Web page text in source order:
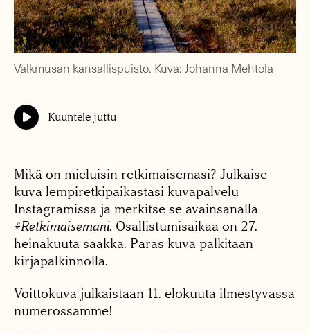
Valkmusan kansallispuisto. Kuva: Johanna Mehtola
Kuuntele juttu
Mikä on mieluisin retkimaisemasi? Julkaise
kuva lempiretkipaikastasi kuvapalvelu
Instagramissa ja merkitse se avainsanalla
#Retkimaisemani. Osallistumisaikaa on 27.
heinäkuuta saakka. Paras kuva palkitaan
kirjapalkinnolla.
Voittokuva julkaistaan 11. elokuuta ilmestyvässä
numerossamme!